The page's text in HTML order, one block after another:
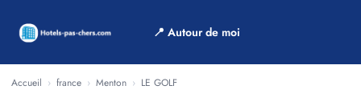
📍 Autour de moi
Accueil › france › Menton › LE GOLF